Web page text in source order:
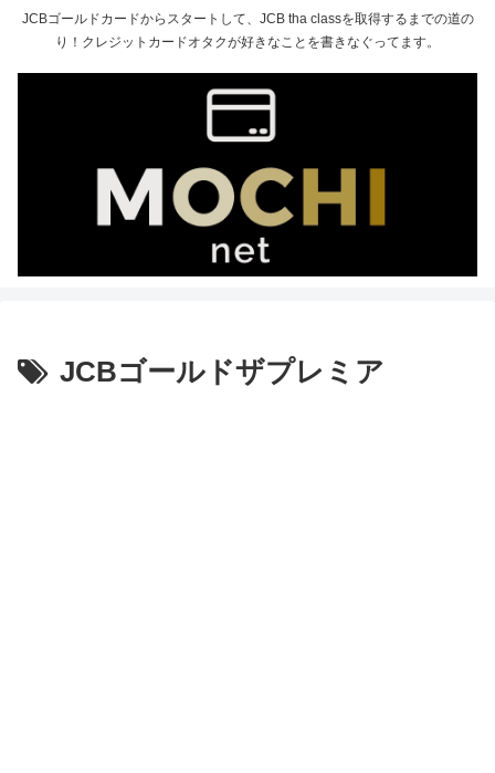
JCBゴールドカードからスタートして、JCB tha classを取得するまでの道の
り！クレジットカードオタクが好きなことを書きなぐってます。
JCBゴールドザプレミア